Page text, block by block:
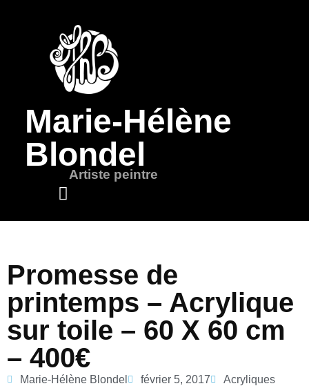
Marie-Hélène
Blondel
Artiste peintre
Promesse de
printemps – Acrylique
sur toile – 60 X 60 cm
– 400€
Marie-Hélène Blondel février 5, 2017 Acryliques